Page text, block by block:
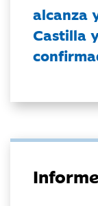
alcanza
Castilla